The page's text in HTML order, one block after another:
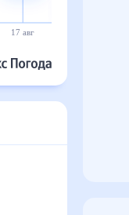
17 авг